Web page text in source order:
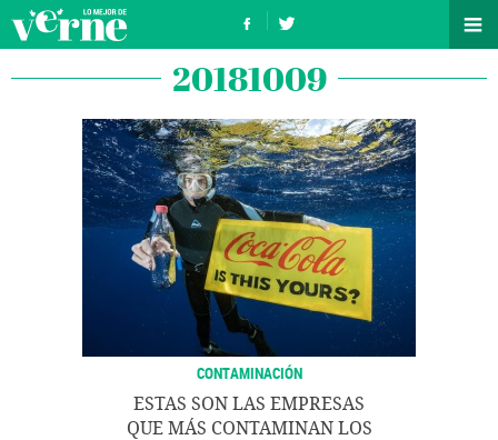
20181009
CONTAMINACIÓN
ESTAS SON LAS EMPRESAS
QUE MÁS CONTAMINAN LOS